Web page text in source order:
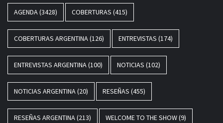
AGENDA(3428) COBERTURAS (415)
COBERTURAS ARGENTINA(126) ENTREVISTAS (174)
ENTREVISTAS ARGENTINA(100) NOTICIAS (102)
NOTICIAS ARGENTINA(20) RESEÑAS (455)
RESEÑAS ARGENTINA(213) WELCOME TO THE SHOW(9)